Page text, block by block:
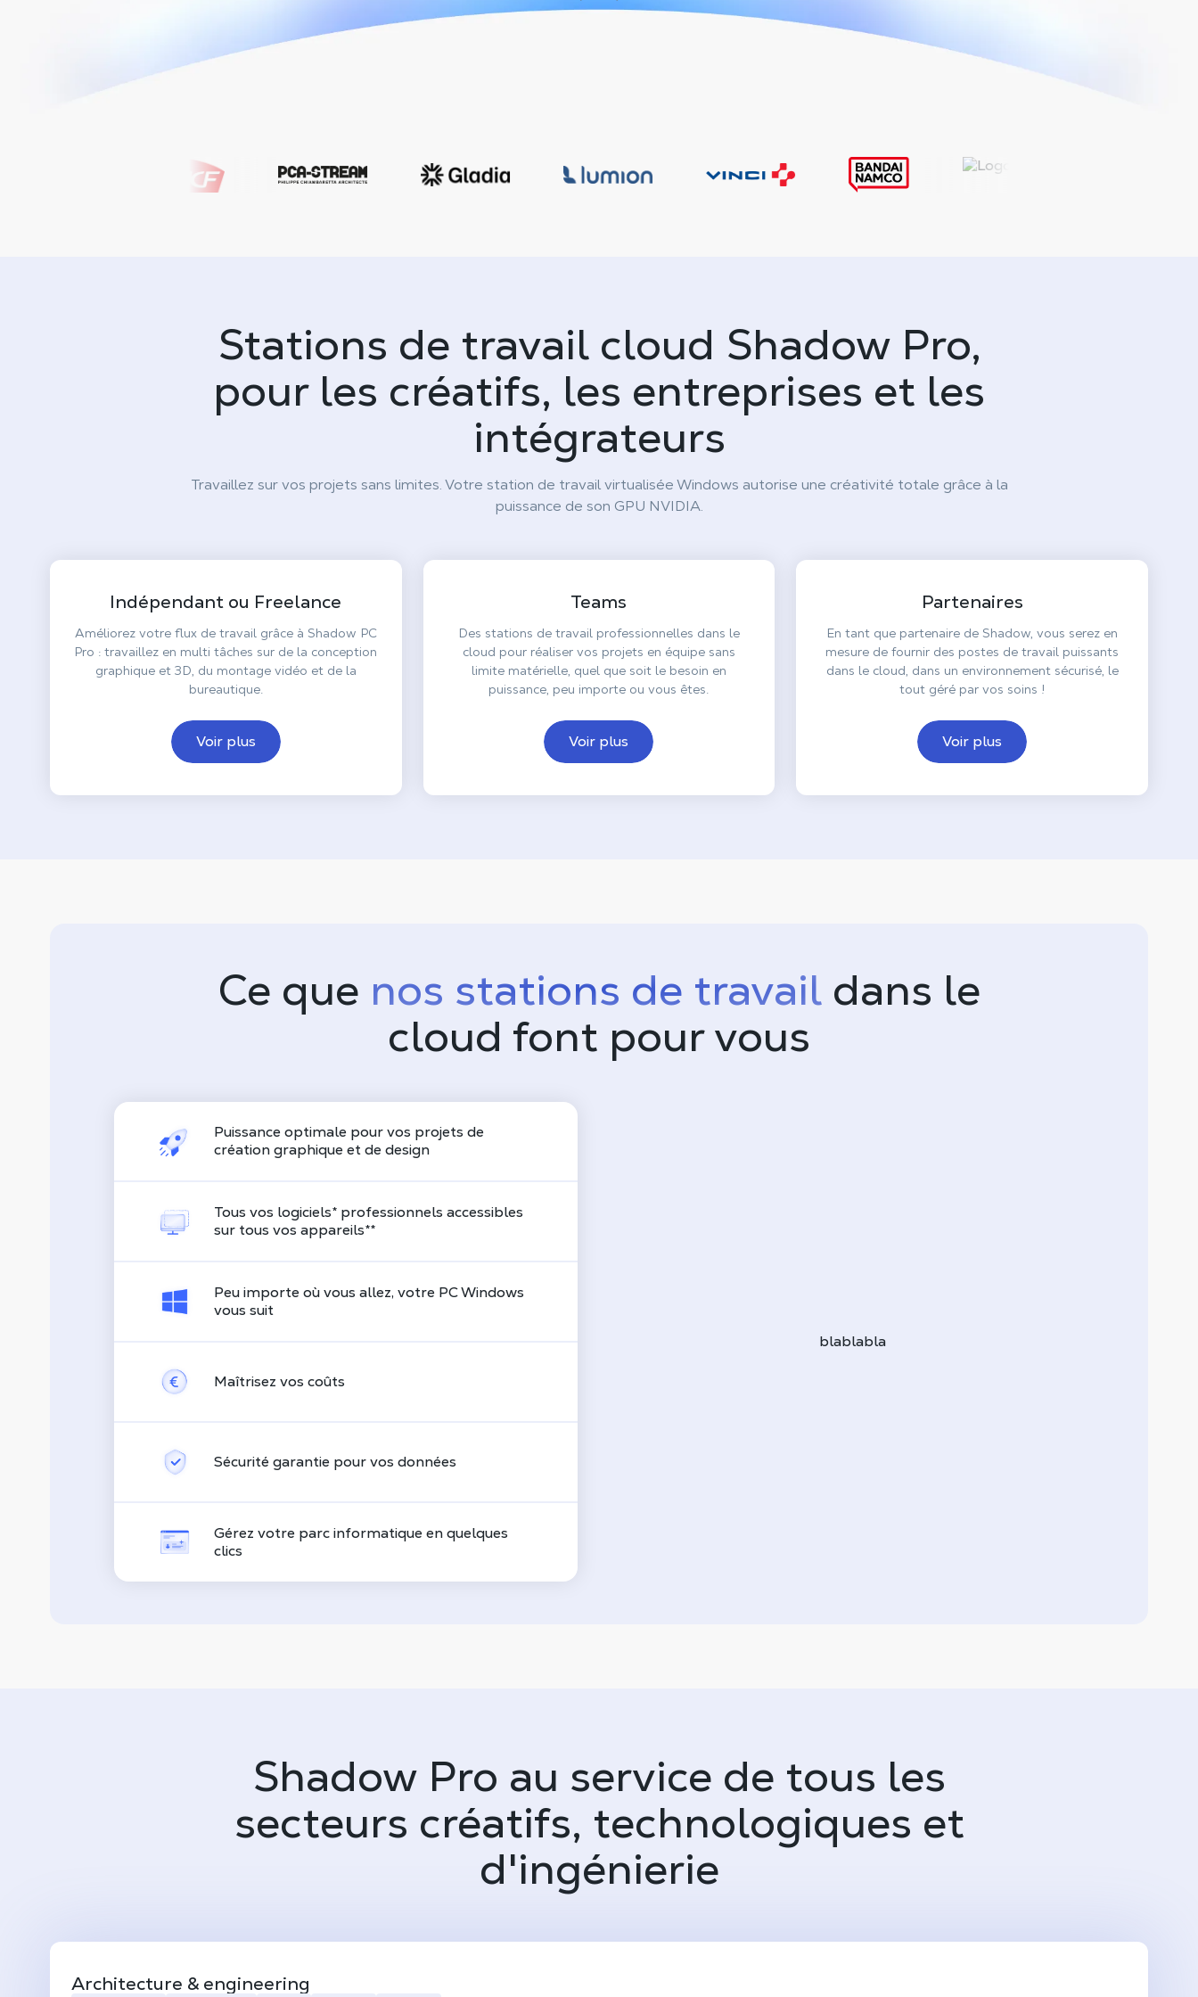
Stations de travail cloud Shadow Pro,
pour les créatifs, les entreprises et les
intégrateurs
Travaillez sur vos projets sans limites. Votre station de travail virtualisée Windows autorise une créativité totale grâce à la
puissance de son GPU NVIDIA.
Indépendant ou Freelance
Améliorez votre flux de travail grâce à Shadow PC
Pro : travaillez en multi tâches sur de la conception
graphique et 3D, du montage vidéo et de la
bureautique.
Voir plus
Teams
Des stations de travail professionnelles dans le
cloud pour réaliser vos projets en équipe sans
limite matérielle, quel que soit le besoin en
puissance, peu importe ou vous êtes.
Voir plus
Partenaires
En tant que partenaire de Shadow, vous serez en
mesure de fournir des postes de travail puissants
dans le cloud, dans un environnement sécurisé, le
tout géré par vos soins !
Voir plus
Ce que nos stations de travaildans le
cloud font pour vous
Puissance optimale pour vos projets de
création graphique et de design
Tous vos logiciels* professionnels accessibles
sur tous vos appareils**
Peu importe où vous allez, votre PC Windows
vous suit
Maîtrisez vos coûts
Sécurité garantie pour vos données
Gérez votre parc informatique en quelques
clics
blablabla
Shadow Pro au service de tous les
secteurs créatifs, technologiques et
d'ingénierie
Architecture & engineering